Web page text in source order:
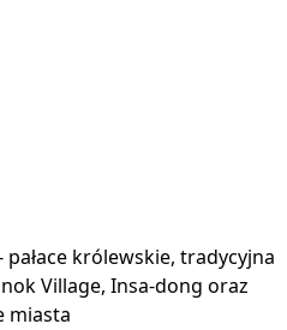
pałace królewskie, tradycyjna
Village, Insa-dong oraz
miasta